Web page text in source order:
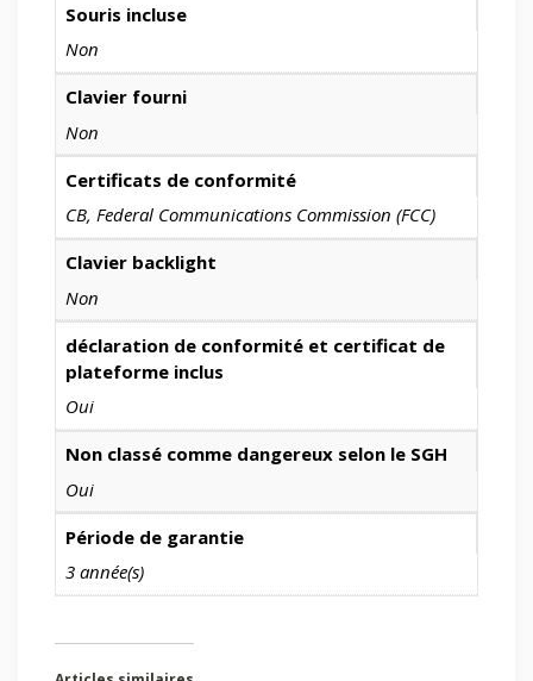
Souris incluse
Non
Clavier fourni
Non
Certificats de conformité
CB, Federal Communications Commission (FCC)
Clavier backlight
Non
déclaration de conformité et certificat de
plateforme inclus
Oui
Non classé comme dangereux selon le SGH
Oui
Période de garantie
3 année(s)